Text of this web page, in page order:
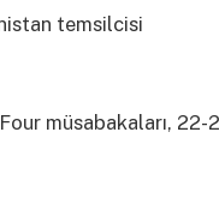
temsilcisi
müsabakaları, 22-